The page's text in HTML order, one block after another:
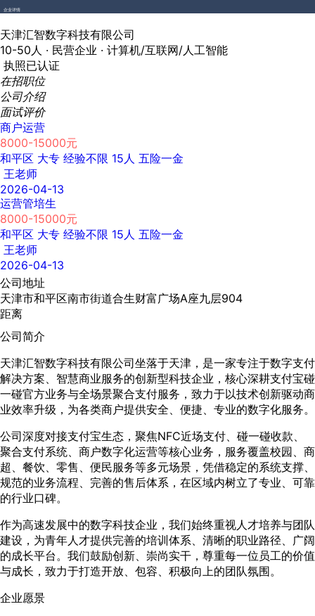
企业详情
天津汇智数字科技有限公司
10-50人 · 民营企业 · 计算机/互联网/人工智能
执照已认证
在招职位
公司介绍
面试评价
商户运营
8000-15000元
和平区 大专 经验不限 15人 五险一金
王老师
2026-04-13
运营管培生
8000-15000元
和平区 大专 经验不限 15人 五险一金
王老师
2026-04-13
公司地址
天津市和平区南市街道合生财富广场A座九层904
距离
公司简介
天津汇智数字科技有限公司坐落于天津，是一家专注于数字支付
解决方案、智慧商业服务的创新型科技企业，核心深耕支付宝碰
一碰官方业务与全场景聚合支付服务，致力于以技术创新驱动商
业效率升级，为各类商户提供安全、便捷、专业的数字化服务。
公司深度对接支付宝生态，聚焦NFC近场支付、碰一碰收款、
聚合支付系统、商户数字化运营等核心业务，服务覆盖校园、商
超、餐饮、零售、便民服务等多元场景，凭借稳定的系统支撑、
规范的业务流程、完善的售后体系，在区域内树立了专业、可靠
的行业口碑。
作为高速发展中的数字科技企业，我们始终重视人才培养与团队
建设，为青年人才提供完善的培训体系、清晰的职业路径、广阔
的成长平台。我们鼓励创新、崇尚实干，尊重每一位员工的价值
与成长，致力于打造开放、包容、积极向上的团队氛围。
企业愿景